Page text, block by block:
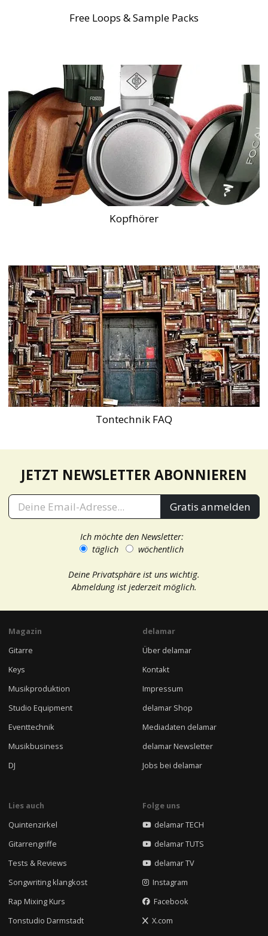
Free Loops & Sample Packs
Kopfhörer
Tontechnik FAQ
JETZT NEWSLETTER ABONNIEREN
Gratis anmelden
Ich möchte den Newsletter:
täglich
wöchentlich
Deine Privatsphäre ist uns wichtig.
Abmeldung ist jederzeit möglich.
Magazin
Gitarre
Keys
Musikproduktion
Studio Equipment
Eventtechnik
Musikbusiness
DJ
delamar
Über delamar
Kontakt
Impressum
delamar Shop
Mediadaten delamar
delamar Newsletter
Jobs bei delamar
Lies auch
Quintenzirkel
Gitarrengriffe
Tests & Reviews
Songwriting klangkost
Rap Mixing Kurs
Tonstudio Darmstadt
Folge uns
delamar TECH
delamar TUTS
delamar TV
Instagram
Facebook
X.com